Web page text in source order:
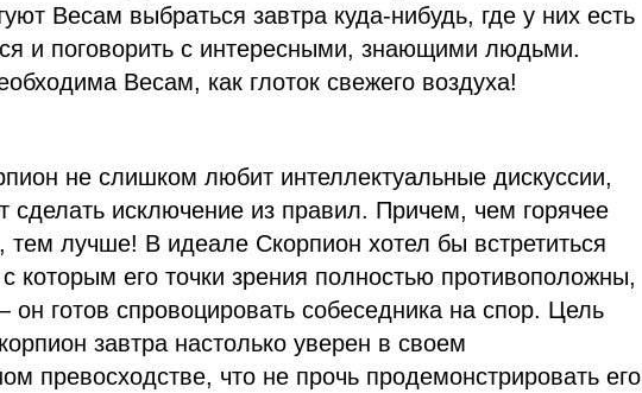
Весам выбраться завтра куда-нибудь, где у них есть
и поговорить с интересными, знающими людьми.
Весам, как глоток свежего воздуха!
не слишком любит интеллектуальные дискуссии,
сделать исключение из правил. Причем, чем горячее
тем лучше! В идеале Скорпион хотел бы встретиться
которым его точки зрения полностью противоположны,
он готов спровоцировать собеседника на спор. Цель
завтра настолько уверен в своем
превосходстве, что не прочь продемонстрировать его